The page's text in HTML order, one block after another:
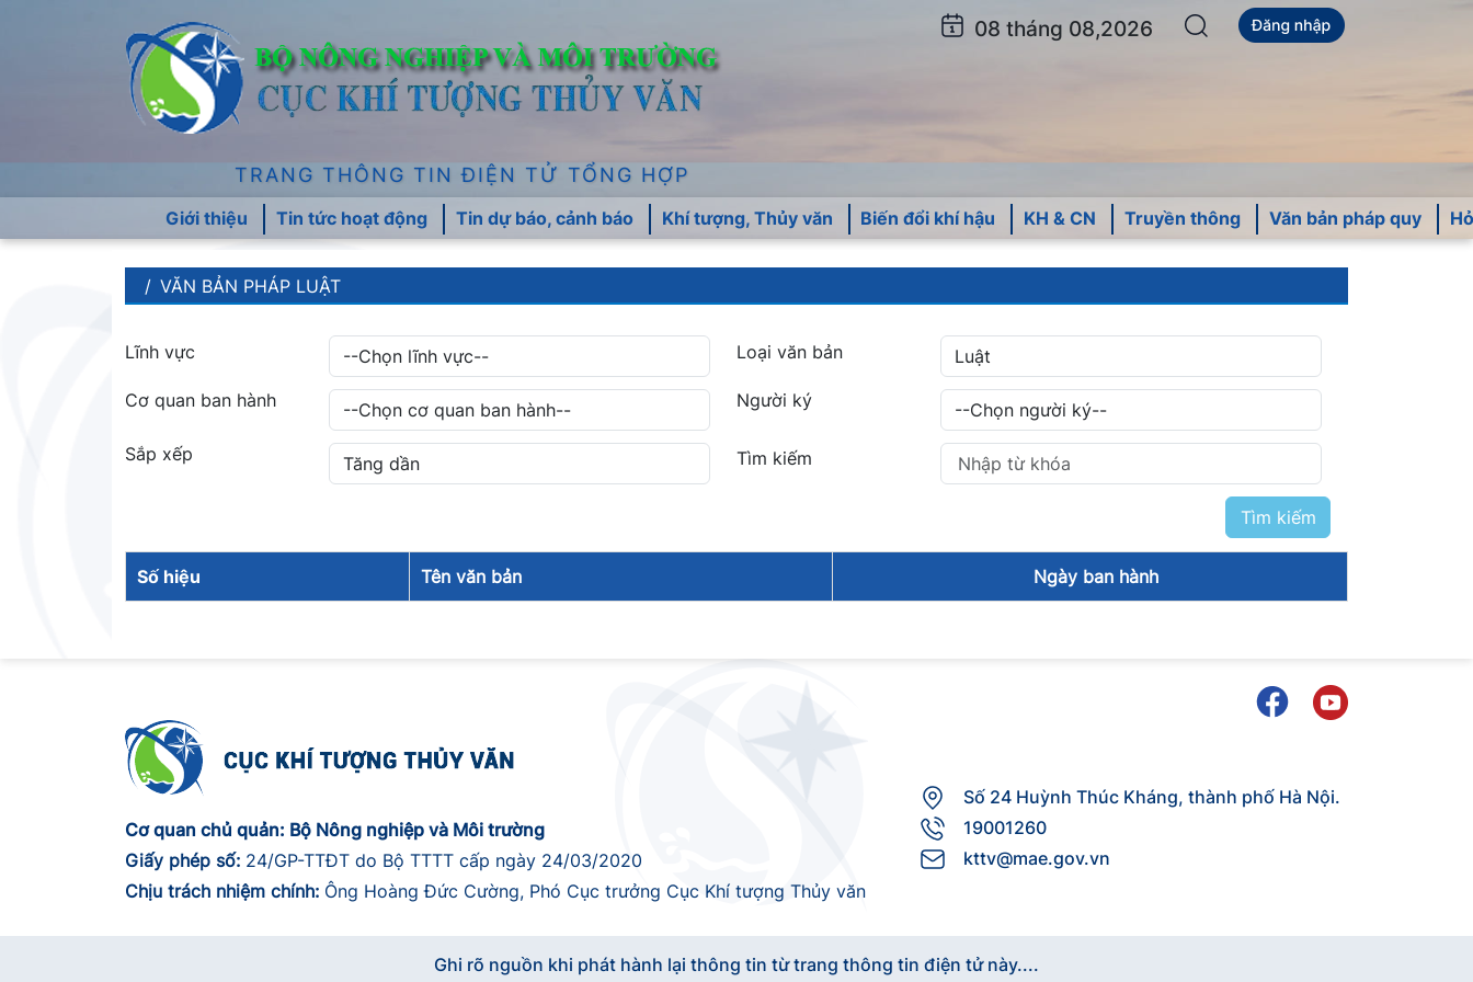
TRANG THÔNG TIN ĐIỆN TỬ TỔNG HỢP
08 tháng 08,2026
Giới thiệu Tin tức hoạt động Tin dự báo, cảnh báo Khí tượng, Thủy văn Biến đổi khí hậu KH & CN Truyền thông Văn bản pháp quy
VĂN BẢN PHÁP LUẬT
Lĩnh vực Loại văn bản
Cơ quan ban hành Người ký
Sắp xếp Tìm kiếm
Tìm kiếm
Số hiệu Tên văn bản Ngày ban hành
Cơ quan chủ quản: Bộ Nông nghiệp và Môi trường
Giấy phép số: 24/GP-TTĐT do Bộ TTTT cấp ngày 24/03/2020
Chịu trách nhiệm chính: Ông Hoàng Đức Cường, Phó Cục trưởng Cục Khí tượng Thủy văn
Số 24 Huỳnh Thúc Kháng, thành phố Hà Nội.
19001260
kttv@mae.gov.vn
Ghi rõ nguồn khi phát hành lại thông tin từ trang thông tin điện tử này....